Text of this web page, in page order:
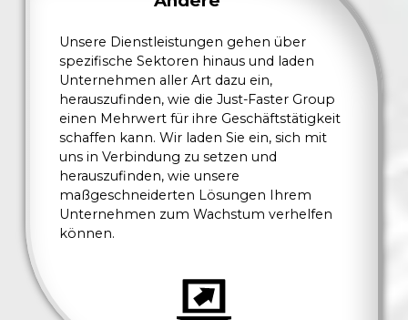
Unsere Dienstleistungen gehen über
spezifische Sektoren hinaus und laden
Unternehmen aller Art dazu ein,
herauszufinden, wie die Just-Faster Group
einen Mehrwert für ihre Geschäftstätigkeit
schaffen kann. Wir laden Sie ein, sich mit
uns in Verbindung zu setzen und
herauszufinden, wie unsere
maßgeschneiderten Lösungen Ihrem
Unternehmen zum Wachstum verhelfen
können.